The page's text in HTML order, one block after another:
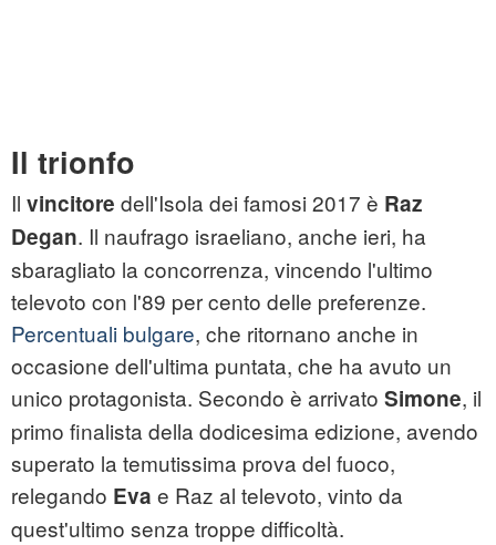
Il trionfo
Il vincitore dell'Isola dei famosi 2017 è Raz
Degan. Il naufrago israeliano, anche ieri, ha
sbaragliato la concorrenza, vincendo l'ultimo
televoto con l'89 per cento delle preferenze.
Percentuali bulgare, che ritornano anche in
occasione dell'ultima puntata, che ha avuto un
unico protagonista. Secondo è arrivato Simone, il
primo finalista della dodicesima edizione, avendo
superato la temutissima prova del fuoco,
relegando Eva e Raz al televoto, vinto da
quest'ultimo senza troppe difficoltà.